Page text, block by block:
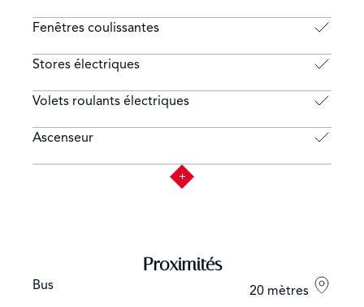
Fenêtres coulissantes
Stores électriques
Volets roulants électriques
Ascenseur
Proximités
Bus 20 mètres